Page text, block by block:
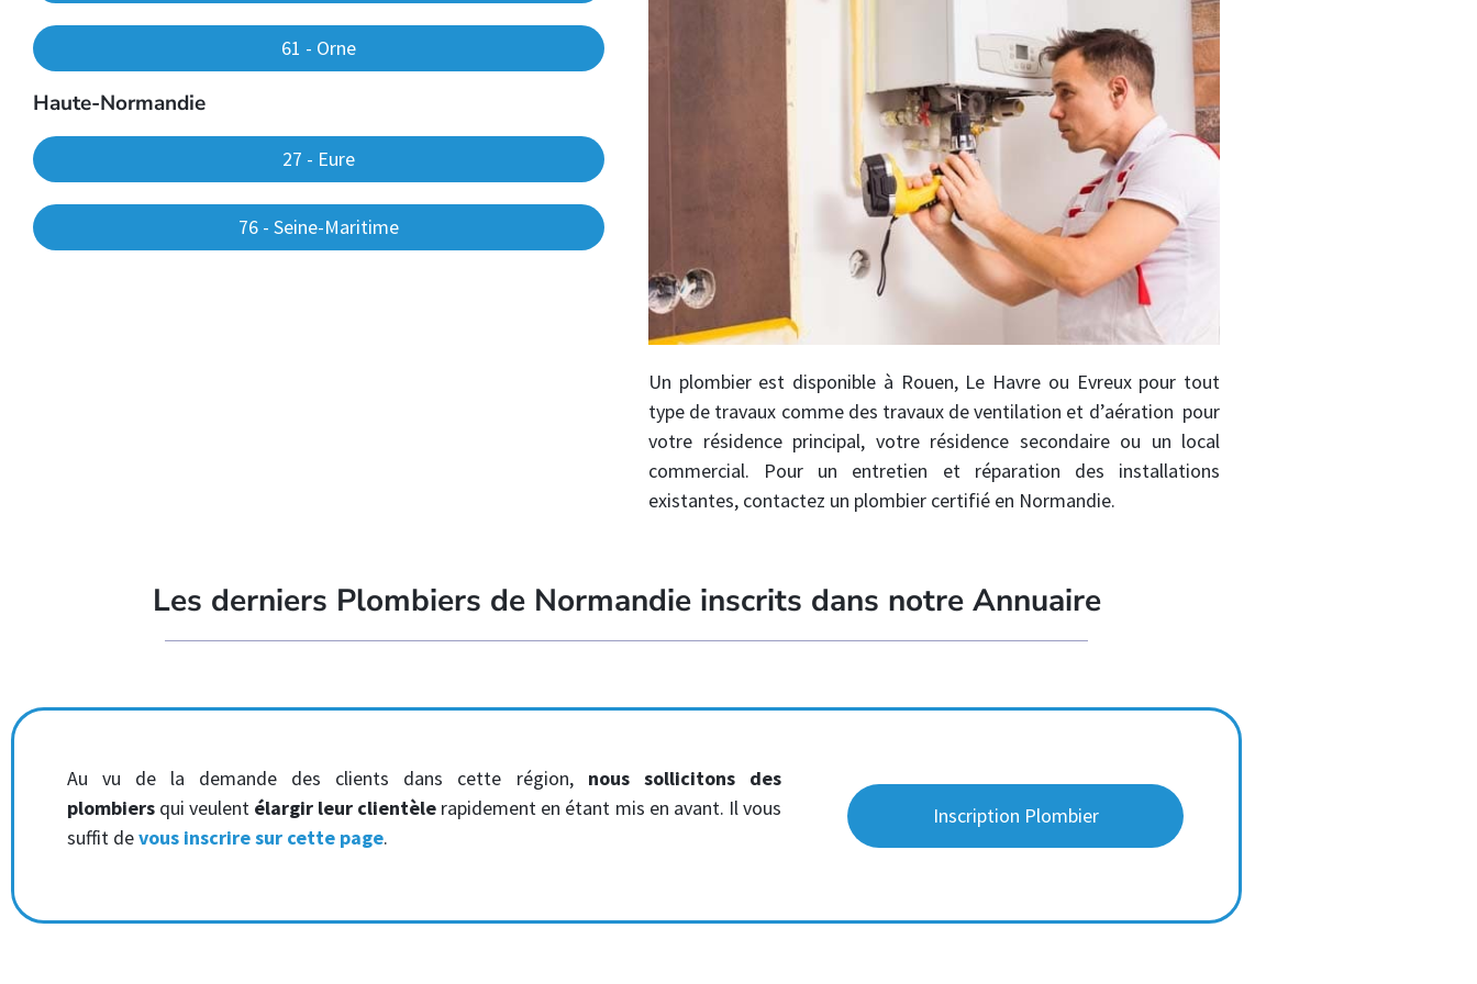
61 - Orne
Haute-Normandie​
27 - Eure
76 - Seine-Maritime
Un plombier est disponible à Rouen, Le Havre ou Evreux pour tout
type de travaux comme des travaux de ventilation et d’aération pour
votre résidence principal, votre résidence secondaire ou un local
commercial. Pour un entretien et réparation des installations
existantes, contactez un plombier certifié en Normandie.
Les derniers Plombiers de Normandie inscrits dans notre Annuaire
Au vu de la demande des clients dans cette région, nous sollicitons des
plombiers qui veulent élargir leur clientèle rapidement en étant mis en avant. Il vous
suffit devous inscrire sur cette page.
Inscription Plombier